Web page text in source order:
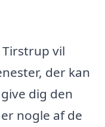
vil
der kan
dig den
nogle af de